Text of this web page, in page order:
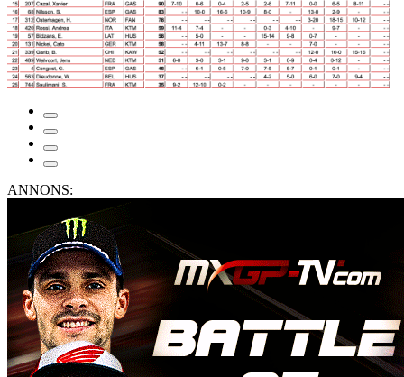
ANNONS: